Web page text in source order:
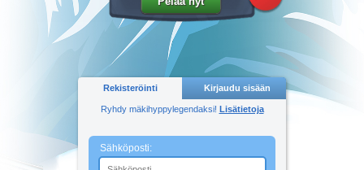
Rekisteröinti Kirjaudu sisään
Ryhdy mäkihyppylegendaksi! Lisätietoja
Sähköposti: